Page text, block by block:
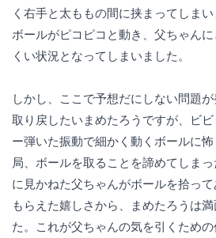
く右手と太ももの間に挟まってしま
ボールがピコピコと動き、父ちゃん
くい状況となってしまいました。
しかし、ここで予想だにしない問題
取り戻したいまめたろうですが、ビ
ー弾いた振動で細かく動くボールに
局、ボールを取ることを諦めてしま
に見かねた父ちゃんがボールを拾っ
もらえた嬉しさから、まめたろうは
た。これが父ちゃんの気を引くため